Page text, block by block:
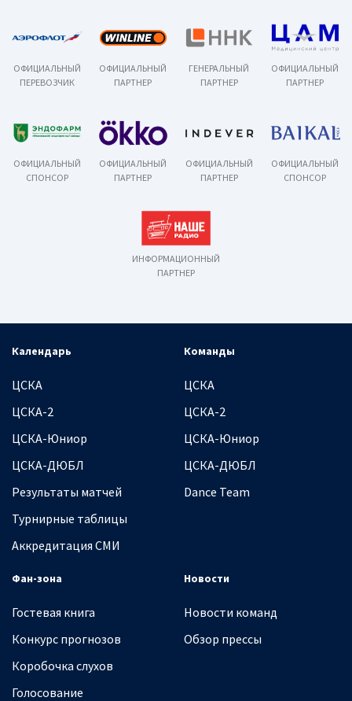
ОФИЦИАЛЬНЫЙ
ПЕРЕВОЗЧИК
ОФИЦИАЛЬНЫЙ
ПАРТНЕР
ГЕНЕРАЛЬНЫЙ
ПАРТНЕР
ОФИЦИАЛЬНЫЙ
ПАРТНЕР
ОФИЦИАЛЬНЫЙ
СПОНСОР
ОФИЦИАЛЬНЫЙ
ПАРТНЕР
ОФИЦИАЛЬНЫЙ
ПАРТНЕР
ОФИЦИАЛЬНЫЙ
СПОНСОР
ИНФОРМАЦИОННЫЙ
ПАРТНЕР
Календарь
ЦСКА
ЦСКА-2
ЦСКА-Юниор
ЦСКА-ДЮБЛ
Результаты матчей
Турнирные таблицы
Аккредитация СМИ
Команды
ЦСКА
ЦСКА-2
ЦСКА-Юниор
ЦСКА-ДЮБЛ
Dance Team
Фан-зона
Гостевая книга
Конкурс прогнозов
Коробочка слухов
Голосование
Новости
Новости команд
Обзор прессы